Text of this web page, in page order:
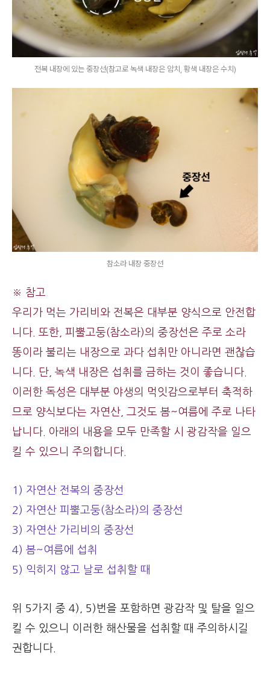
전복 내장에 있는 중장선(참고로 녹색 내장은 암치, 황색 내장은 수치)
참소라 내장 중장선
※ 참고
우리가 먹는 가리비와 전복은 대부분 양식으로 안전합
니다. 또한, 피뿔고둥(참소라)의 중장선은 주로 소라
똥이라 불리는 내장으로 과다 섭취만 아니라면 괜찮습
니다. 단, 녹색 내장은 섭취를 금하는 것이 좋습니다.
이러한 독성은 대부분 야생의 먹잇감으로부터 축적하
므로 양식보다는 자연산, 그것도 봄~여름에 주로 나타
납니다. 아래의 내용을 모두 만족할 시 광감작을 일으
킬 수 있으니 주의합니다.
1) 자연산 전복의 중장선
2) 자연산 피뿔고둥(참소라)의 중장선
3) 자연산 가리비의 중장선
4) 봄~여름에 섭취
5) 익히지 않고 날로 섭취할 때
위 5가지 중 4), 5)번을 포함하면 광감작 및 탈을 일으
킬 수 있으니 이러한 해산물을 섭취할 때 주의하시길
권합니다.